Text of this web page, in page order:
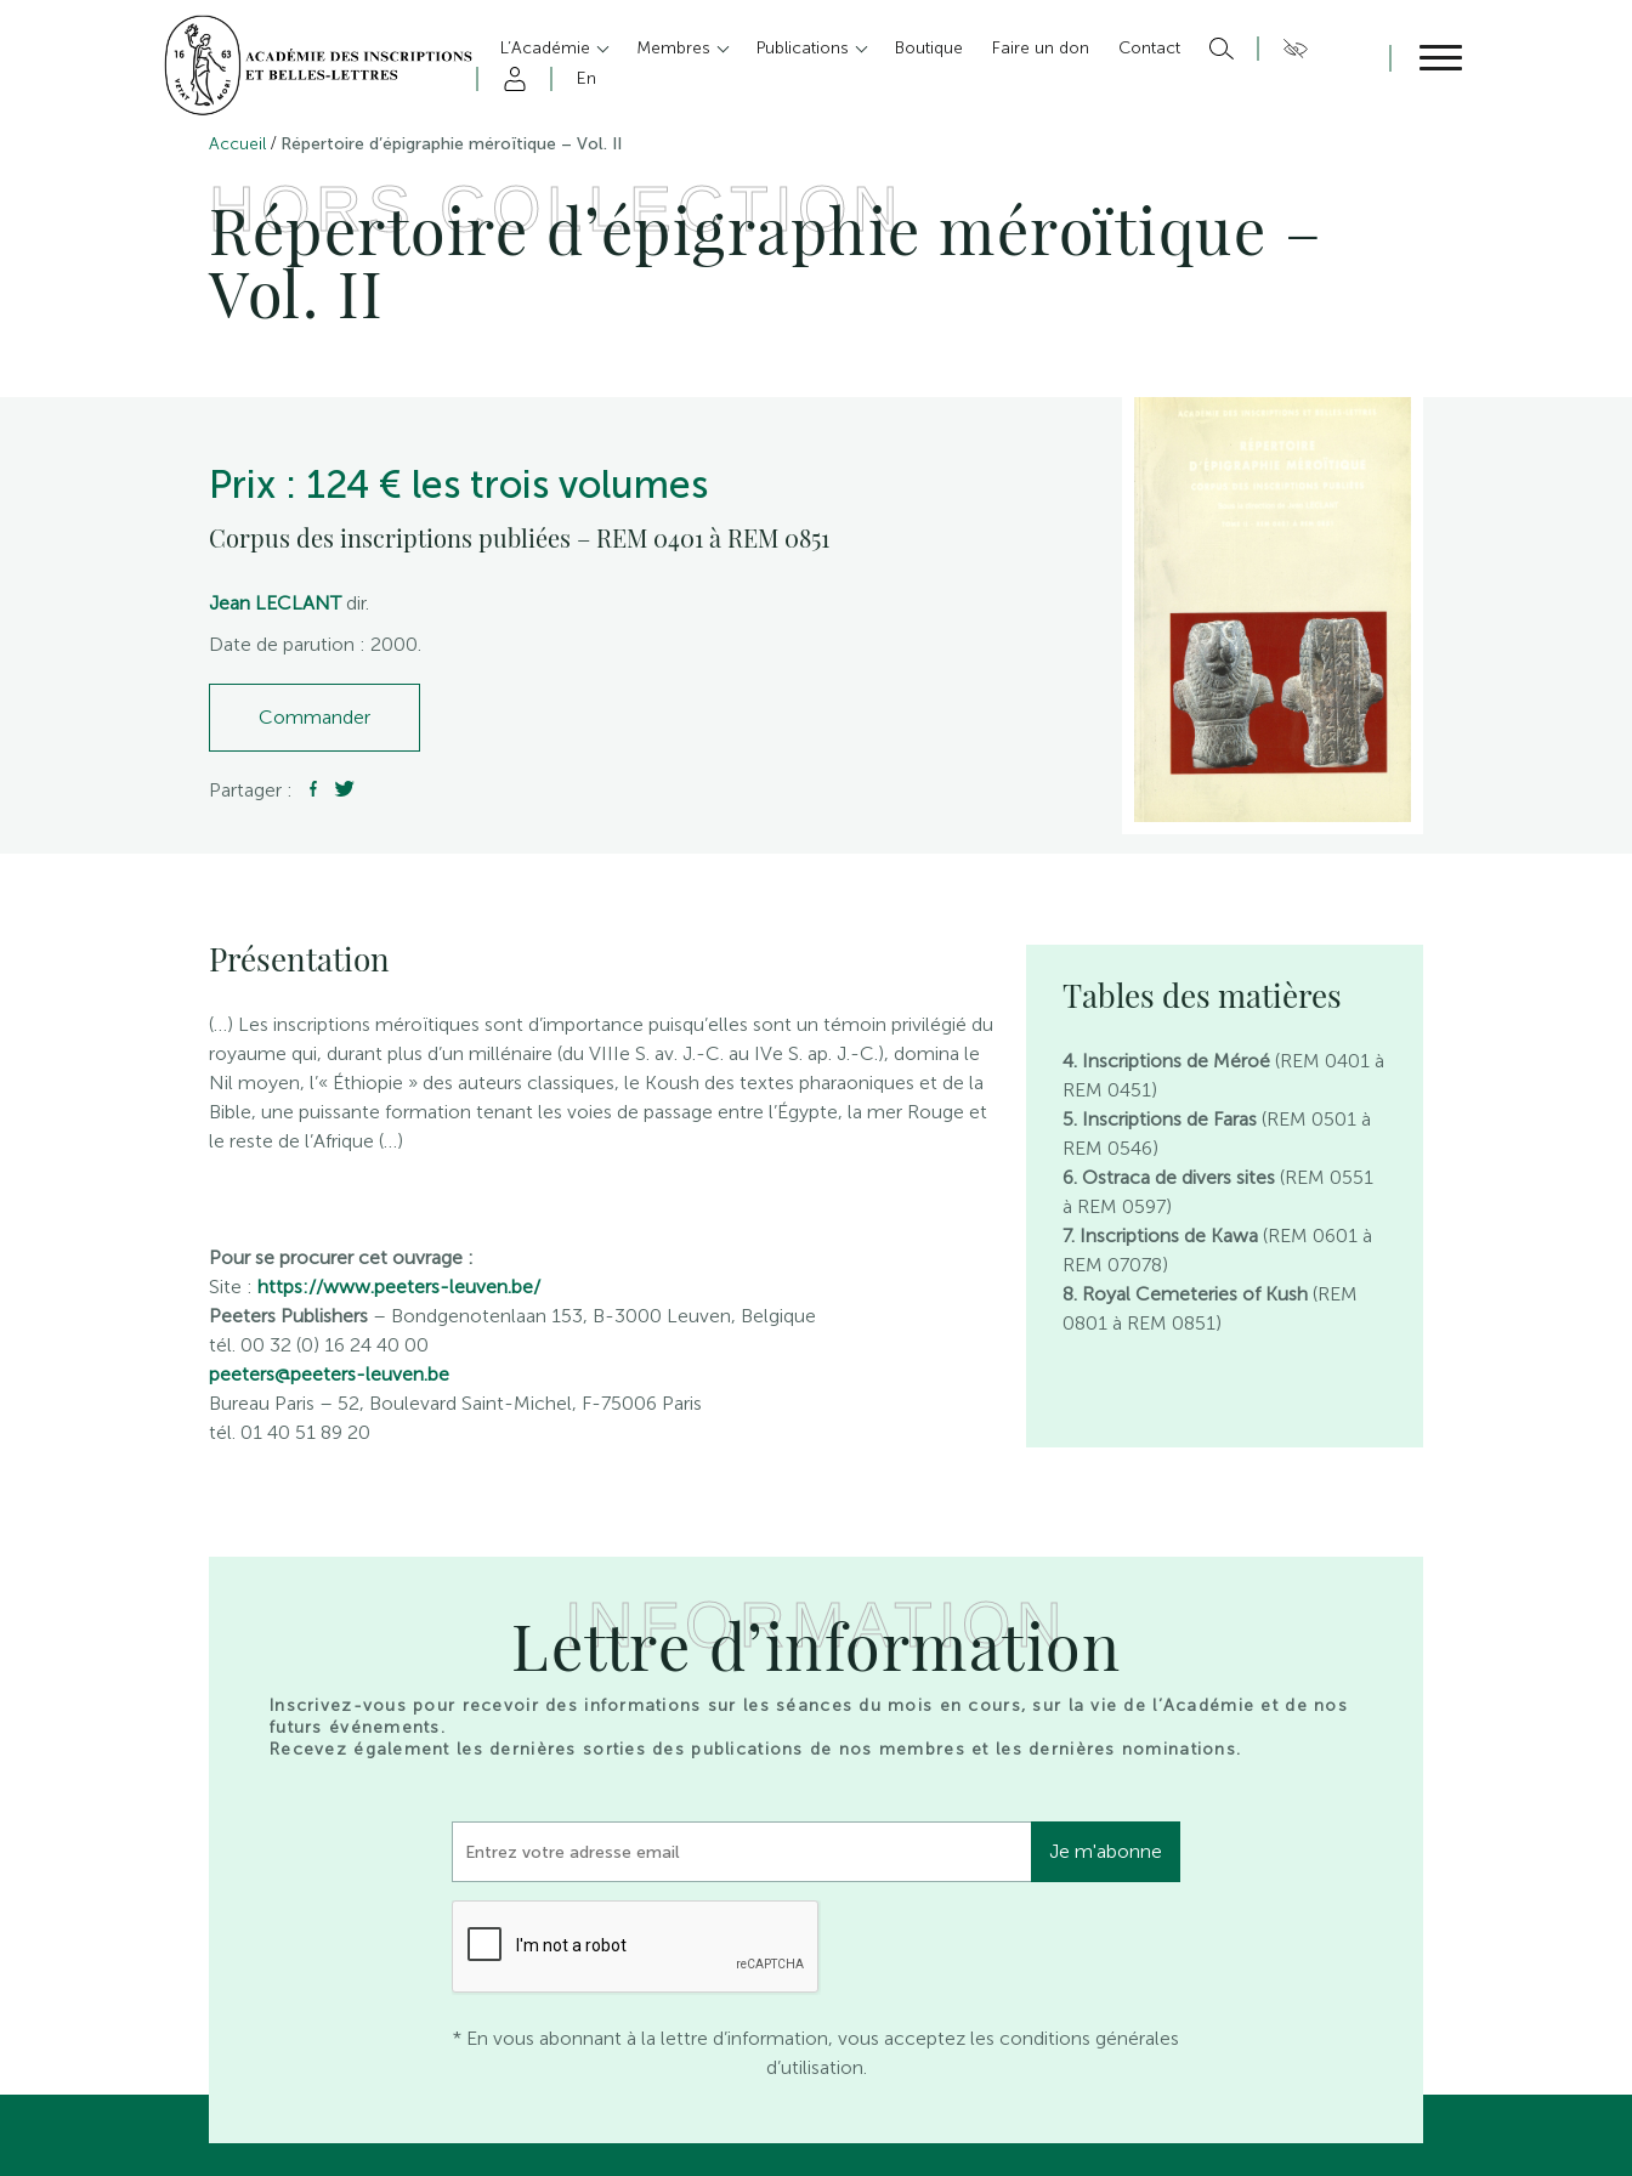
L’Académie Membres Publications Boutique Faire un don
Contact
En
Accueil / Répertoire d’épigraphie méroïtique – Vol. II
HORS COLLECTION
Répertoire d’épigraphie méroïtique –
Vol. II
Prix : 124 € les trois volumes
Corpus des inscriptions publiées – REM 0401 à REM 0851
Jean LECLANTdir.
Date de parution : 2000.
Commander
Partager :
Présentation
(…) Les inscriptions méroïtiques sont d’importance puisqu’elles sont un témoin privilégié du
royaume qui, durant plus d’un millénaire (du VIIIe S. av. J.-C. au IVe S. ap. J.-C.), domina le
Nil moyen, l’« Éthiopie » des auteurs classiques, le Koush des textes pharaoniques et de la
Bible, une puissante formation tenant les voies de passage entre l’Égypte, la mer Rouge et
le reste de l’Afrique (…)
Pour se procurer cet ouvrage :
Site : https://www.peeters-leuven.be/
Peeters Publishers – Bondgenotenlaan 153, B-3000 Leuven, Belgique
tél. 00 32 (0) 16 24 40 00
peeters@peeters-leuven.be
Bureau Paris – 52, Boulevard Saint-Michel, F-75006 Paris
tél. 01 40 51 89 20
Tables des matières
4. Inscriptions de Méroé (REM 0401 à
REM 0451)
5. Inscriptions de Faras (REM 0501 à
REM 0546)
6. Ostraca de divers sites (REM 0551
à REM 0597)
7. Inscriptions de Kawa (REM 0601 à
REM 07078)
8. Royal Cemeteries of Kush (REM
0801 à REM 0851)
INFORMATION
Lettre d’information
Inscrivez-vous pour recevoir des informations sur les séances du mois en cours, sur la vie de l’Académie et de nos
futurs événements.
Recevez également les dernières sorties des publications de nos membres et les dernières nominations.
* En vous abonnant à la lettre d’information, vous acceptez les conditions générales
d’utilisation.